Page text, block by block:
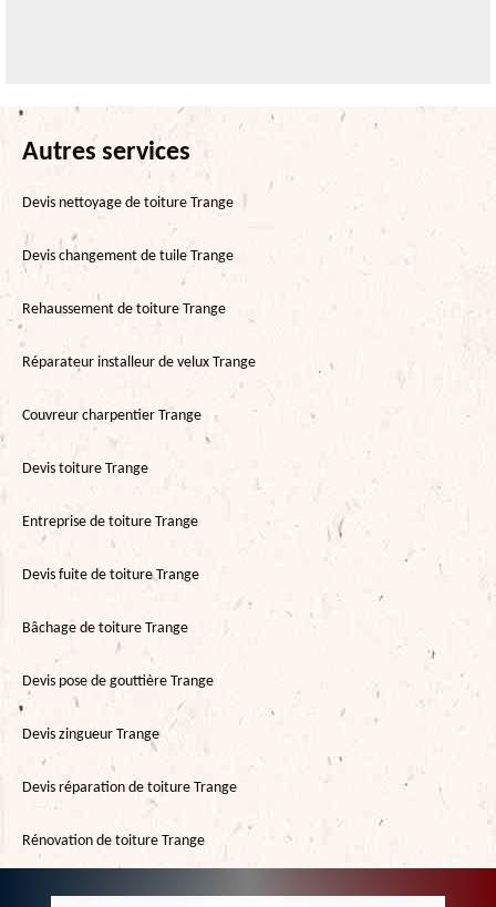
Autres services
Devis nettoyage de toiture Trange
Devis changement de tuile Trange
Rehaussement de toiture Trange
Réparateur installeur de velux Trange
Couvreur charpentier Trange
Devis toiture Trange
Entreprise de toiture Trange
Devis fuite de toiture Trange
Bâchage de toiture Trange
Devis pose de gouttière Trange
Devis zingueur Trange
Devis réparation de toiture Trange
Rénovation de toiture Trange